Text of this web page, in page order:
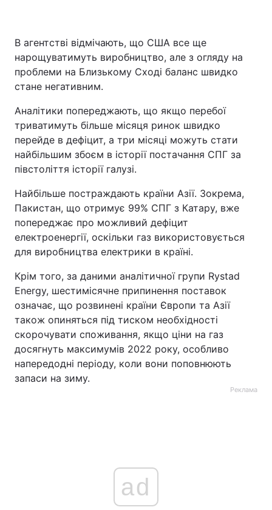
В агентстві відмічають, що США все ще
нарощуватимуть виробництво, але з огляду на
проблеми на Близькому Сході баланс швидко
стане негативним.
Аналітики попереджають, що якщо перебої
триватимуть більше місяця ринок швидко
перейде в дефіцит, а три місяці можуть стати
найбільшим збоєм в історії постачання СПГ за
півстоліття історії галузі.
Найбільше постраждають країни Азії. Зокрема,
Пакистан, що отримує 99% СПГ з Катару, вже
попереджає про можливий дефіцит
електроенергії, оскільки газ використовується
для виробництва електрики в країні.
Крім того, за даними аналітичної групи Rystad
Energy, шестимісячне припинення поставок
означає, що розвинені країни Європи та Азії
також опиняться під тиском необхідності
скорочувати споживання, якщо ціни на газ
досягнуть максимумів 2022 року, особливо
напередодні періоду, коли вони поповнюють
запаси на зиму.
Реклама
ad